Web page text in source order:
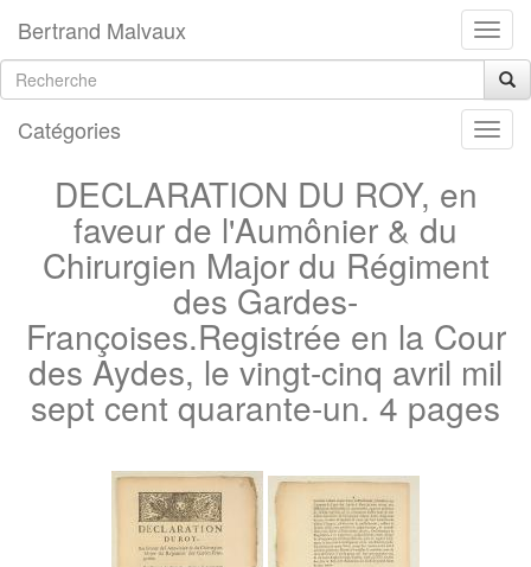
Bertrand Malvaux
Catégories
DECLARATION DU ROY, en
faveur de l'Aumônier & du
Chirurgien Major du Régiment
des Gardes-
Françoises.Registrée en la Cour
des Aydes, le vingt-cinq avril mil
sept cent quarante-un. 4 pages